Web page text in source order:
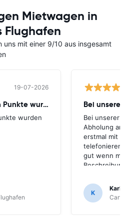
Mietwagen in
Flughafen
uns mit einer 9/10 aus insgesamt
19-07-2026
Super, alles wichtigen Punkte wurden
wurden
Bei unserer
Abholung
erstmal mit
gut wenn
den
K
Karl-